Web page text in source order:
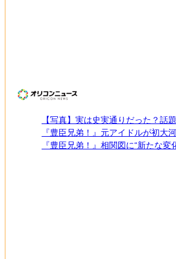
【写真】実は史実通りだった？話
『豊臣兄弟！』元アイドルが初大
『豊臣兄弟！』相関図に“新たな